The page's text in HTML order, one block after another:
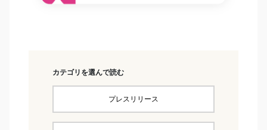
カテゴリを選んで読む
プレスリリース